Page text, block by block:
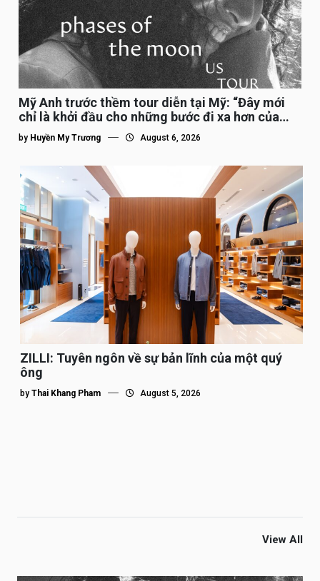
Mỹ Anh trước thềm tour diễn tại Mỹ: “Đây mới
chỉ là khởi đầu cho những bước đi xa hơn của
tôi”
by Huyền My Trương August 6, 2026
ZILLI: Tuyên ngôn về sự bản lĩnh của một quý
ông
by Thai Khang Pham August 5, 2026
View All